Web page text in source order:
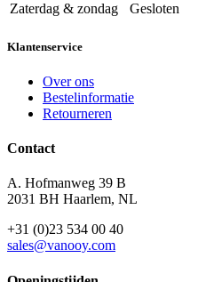
Zaterdag & zondag
Gesloten
Klantenservice
Over ons
Bestelinformatie
Retourneren
Contact
A. Hofmanweg 39 B
2031 BH Haarlem, NL
+31 (0)23 534 00 40
sales@vanooy.com